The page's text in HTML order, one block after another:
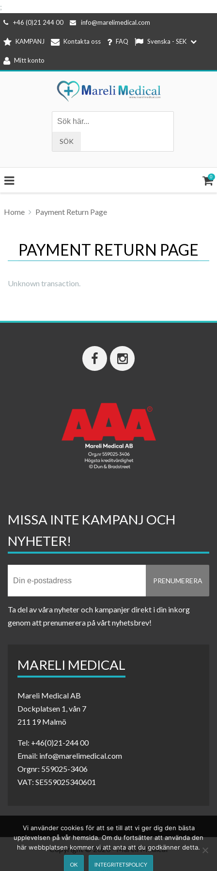
;
Hoppa
innehåll
+46 (0)21 244 00 info@marelimedical.com
KAMPANJ Kontakta oss FAQ Svenska - SEK
Mitt konto
0
Home Payment Return Page
PAYMENT RETURN PAGE
Unknown transaction.
MISSA INTE KAMPANJ OCH
NYHETER!
Ta del av våra nyheter och kampanjer direkt i din inkorg
genom att prenumerera på vårt nyhetsbrev!
MARELI MEDICAL
Mareli Medical AB
Dockplatsen 1, vån 7
211 19 Malmö
Tel: +46(0)21-244 00
Email: info@marelimedical.com
Orgnr: 559025-3406
VAT: SE559025340601
Copyright © 2020 - Mareli Medical
Vi använder cookies för att se till att vi ger dig den bästa
upplevelsen på vår hemsida. Om du fortsätter att använda den
här webbplatsen kommer vi att anta att du godkänner detta.
OK INTEGRITETSPOLICY